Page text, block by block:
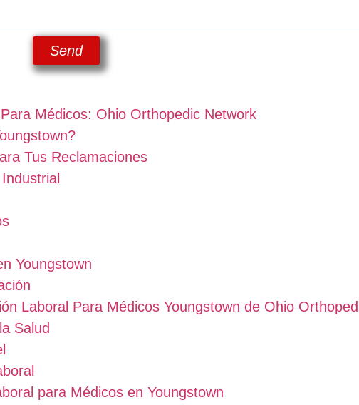
Send
Médicos: Ohio Orthopedic Network
Tus Reclamaciones
Youngstown
Laboral Para Médicos Youngstown de Ohio
Salud
para Médicos en Youngstown